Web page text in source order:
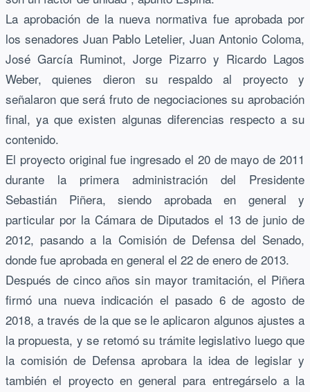
La aprobación de la nueva normativa fue aprobada por
los senadores Juan Pablo Letelier, Juan Antonio Coloma,
José García Ruminot, Jorge Pizarro y Ricardo Lagos
Weber, quienes dieron su respaldo al proyecto y
señalaron que será fruto de negociaciones su aprobación
final, ya que existen algunas diferencias respecto a su
contenido.
El proyecto original fue ingresado el 20 de mayo de 2011
durante la primera administración del Presidente
Sebastián Piñera, siendo aprobada en general y
particular por la Cámara de Diputados el 13 de junio de
2012, pasando a la Comisión de Defensa del Senado,
donde fue aprobada en general el 22 de enero de 2013.
Después de cinco años sin mayor tramitación, el Piñera
firmó una nueva indicación el pasado 6 de agosto de
2018, a través de la que se le aplicaron algunos ajustes a
la propuesta, y se retomó su trámite legislativo luego que
la comisión de Defensa aprobara la idea de legislar y
también el proyecto en general para entregárselo a la